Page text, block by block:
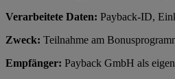
Verarbeitete Daten: Payback-ID,
Zweck: Teilnahme am
Empfänger: Payback GmbH als